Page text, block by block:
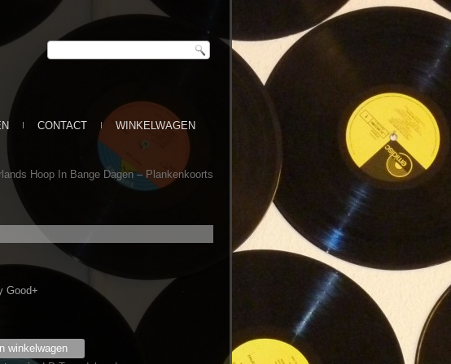
CONTACT
WINKELWAGEN
Hoop In Bange Dagen ‎– Plankenkoorts
Good+
winkelwagen